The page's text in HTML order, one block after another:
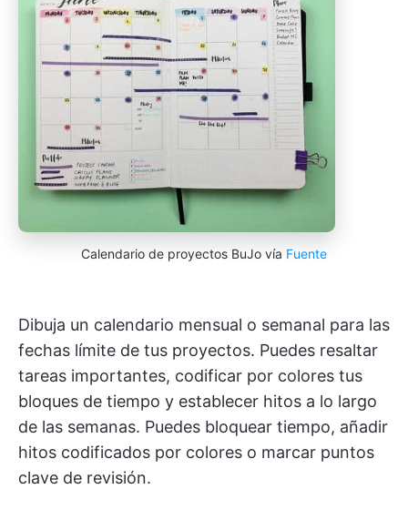
Calendario de proyectos BuJo vía Fuente
Dibuja un calendario mensual o semanal para las
fechas límite de tus proyectos. Puedes resaltar
tareas importantes, codificar por colores tus
bloques de tiempo y establecer hitos a lo largo
de las semanas. Puedes bloquear tiempo, añadir
hitos codificados por colores o marcar puntos
clave de revisión.